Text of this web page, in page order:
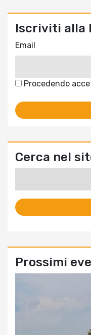
Iscriviti alla
Email
Procedendo
Cerca nel
Prossimi